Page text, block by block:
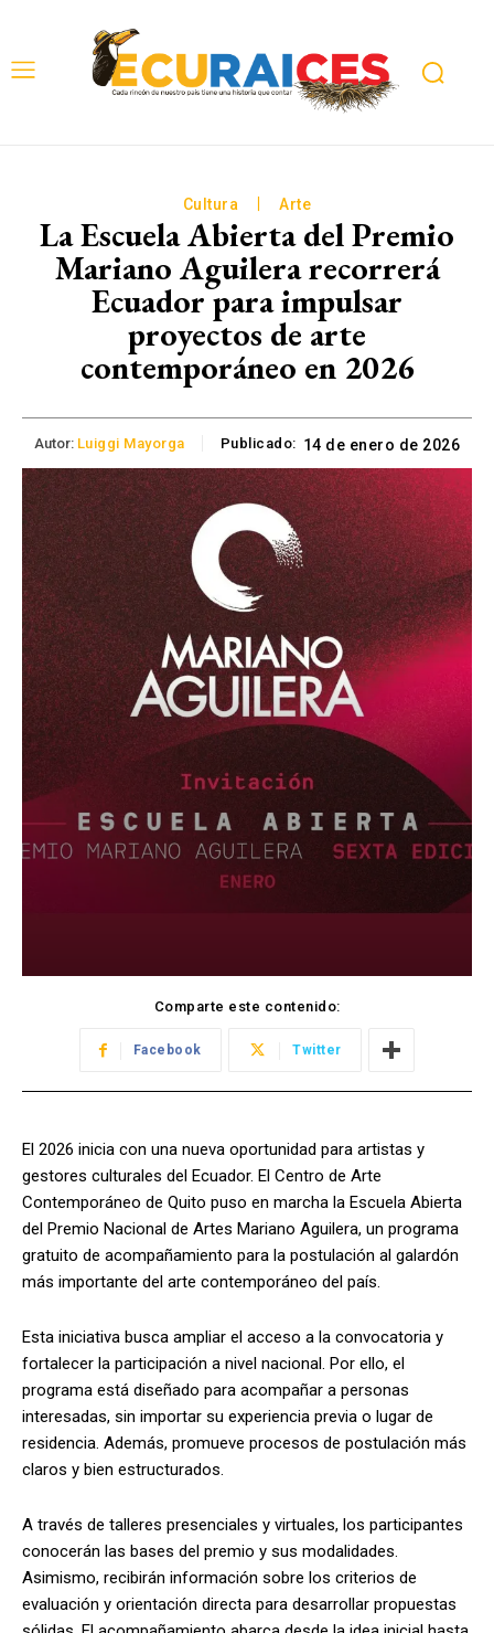
Cultura Arte
La Escuela Abierta del Premio
Mariano Aguilera recorrerá
Ecuador para impulsar
proyectos de arte
contemporáneo en 2026
Autor: Luiggi Mayorga Publicado: 14 de enero de 2026
Comparte este contenido:
Facebook Twitter
El 2026 inicia con una nueva oportunidad para artistas y
gestores culturales del Ecuador. El Centro de Arte
Contemporáneo de Quito puso en marcha la Escuela Abierta
del Premio Nacional de Artes Mariano Aguilera, un programa
gratuito de acompañamiento para la postulación al galardón
más importante del arte contemporáneo del país.
Esta iniciativa busca ampliar el acceso a la convocatoria y
fortalecer la participación a nivel nacional. Por ello, el
programa está diseñado para acompañar a personas
interesadas, sin importar su experiencia previa o lugar de
residencia. Además, promueve procesos de postulación más
claros y bien estructurados.
A través de talleres presenciales y virtuales, los participantes
conocerán las bases del premio y sus modalidades.
Asimismo, recibirán información sobre los criterios de
evaluación y orientación directa para desarrollar propuestas